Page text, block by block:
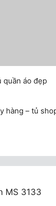
quần áo đẹp
hàng – tủ
MS 3133